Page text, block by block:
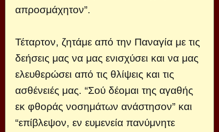
απροσμάχητον”.
Τέταρτον, ζητάμε από την Παναγία με τις
δεήσεις μας να μας ενισχύσει και να μας
ελευθερώσει από τις θλίψεις και τις
ασθένειές μας. “Σού δέομαι της αγαθής
εκ φθοράς νοσημάτων ανάστησον” και
“επίβλεψον, εν ευμενεία πανύμνητε